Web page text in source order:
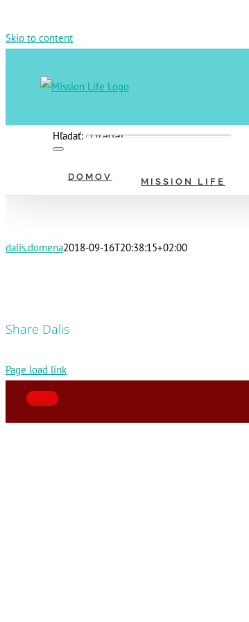
Skip to content
Hľadať:
DOMOV MISSION LIFE
dalis.domena2018-09-16T20:38:15+02:00
Share Dalis
Page load link